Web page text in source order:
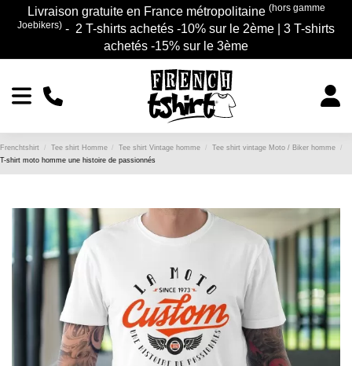
Livraison gratuite en France métropolitaine (hors gamme
Joebikers) - 2 T-shirts achetés -10% sur le 2ème | 3 T-shirts
achetés -15% sur le 3ème
Frenchtshirt Tee shirt Homme Tee shirt Vintage homme
Tee shirt vintage Moto / Biker homme
T-shirt moto homme une histoire de passionnés